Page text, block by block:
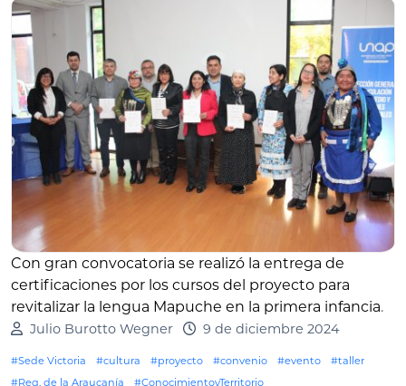
Con gran convocatoria se realizó la entrega de
certificaciones por los cursos del proyecto para
revitalizar la lengua Mapuche en la primera infancia.
Julio Burotto Wegner 9 de diciembre 2024
#Sede Victoria #cultura #proyecto #convenio #evento
#taller
#Reg. de la Araucanía
#ConocimientoyTerritorio